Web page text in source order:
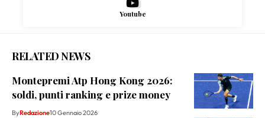
Youtube
RELATED NEWS
Montepremi Atp Hong Kong 2026:
soldi, punti ranking e prize money
ByRedazione10 Gennaio 2026